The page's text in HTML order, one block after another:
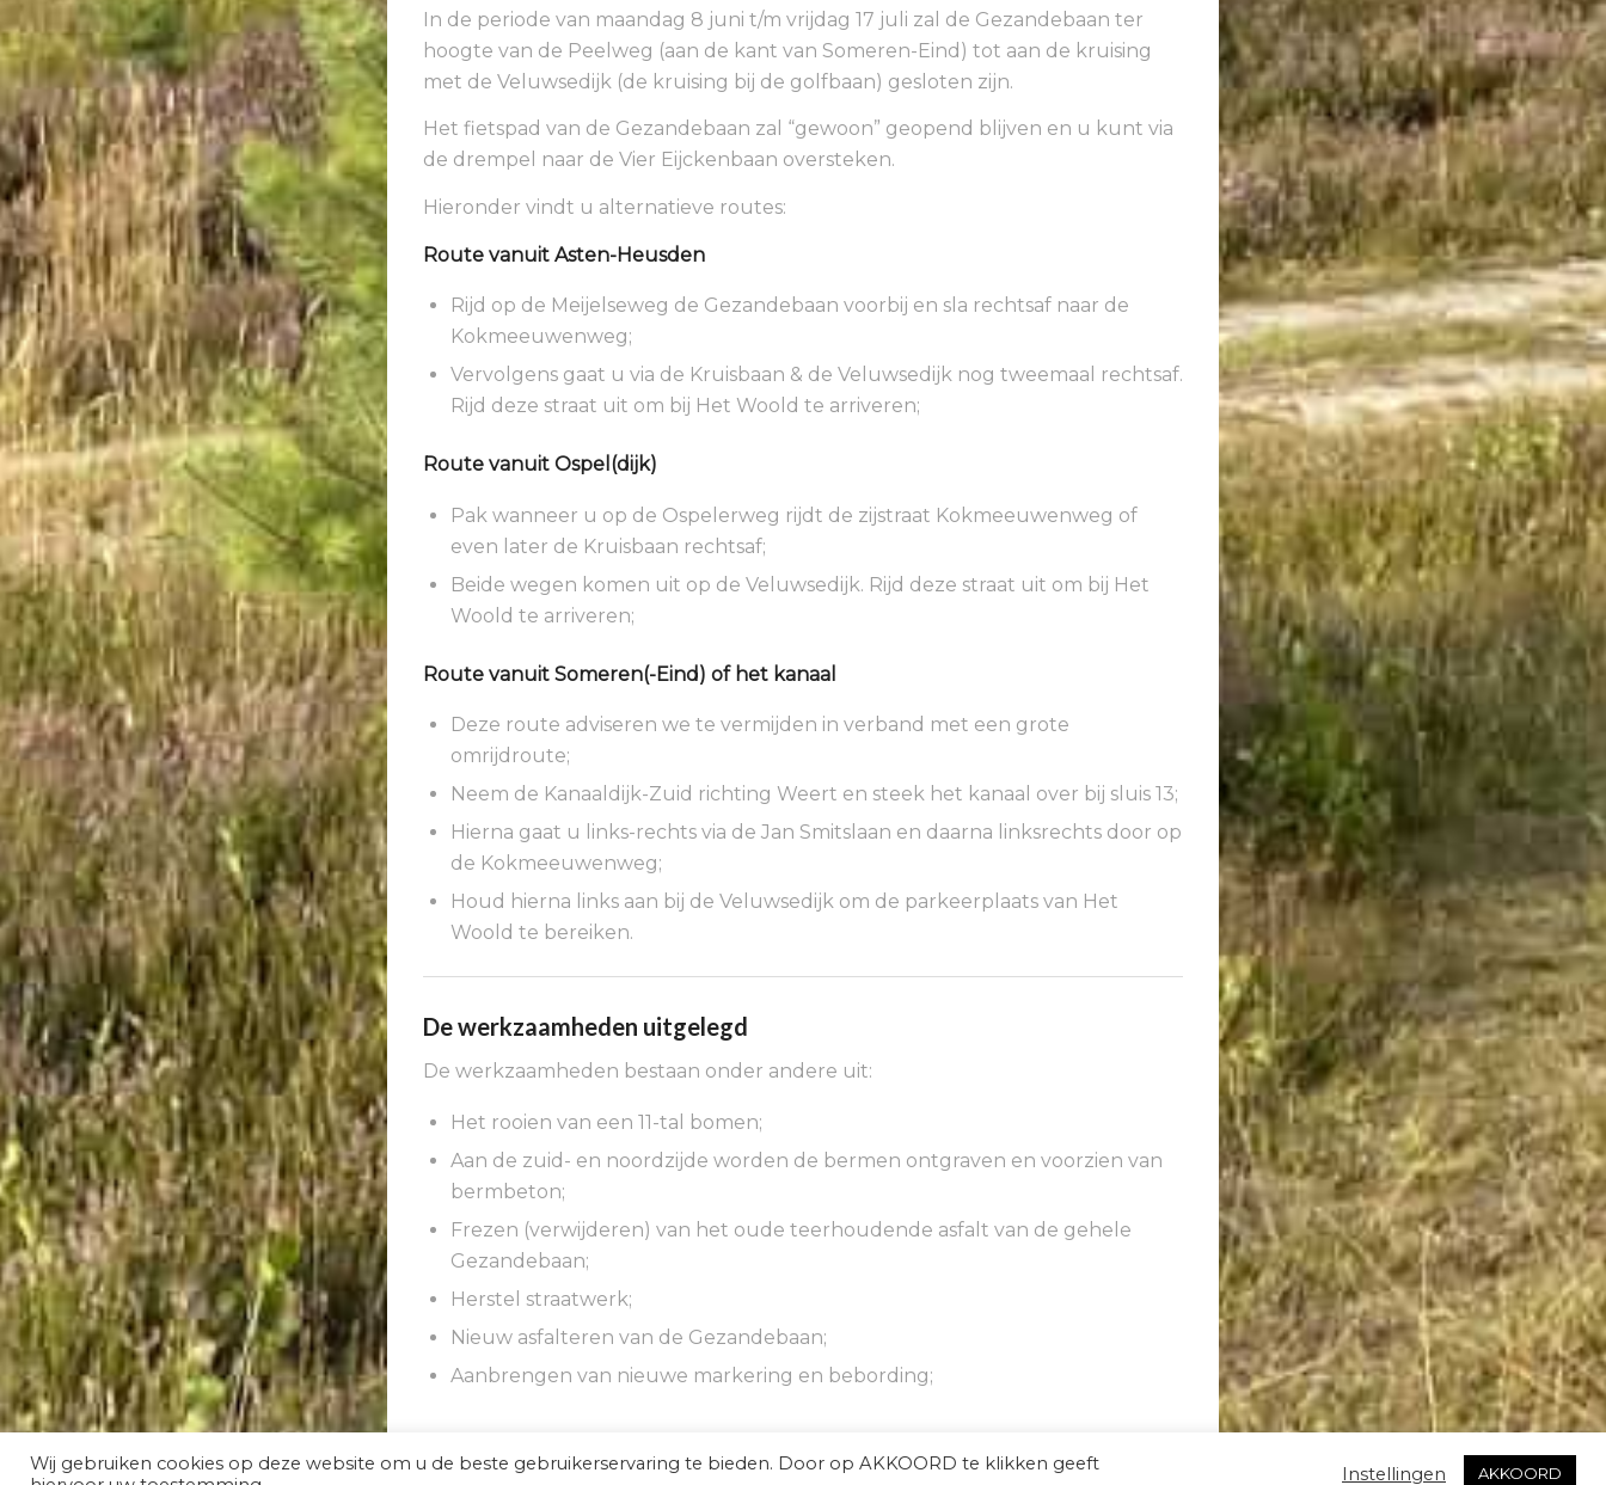
In de periode van maandag 8 juni t/m vrijdag 17 juli zal de Gezandebaan ter
hoogte van de Peelweg (aan de kant van Someren-Eind) tot aan de kruising
met de Veluwsedijk (de kruising bij de golfbaan) gesloten zijn.
Het fietspad van de Gezandebaan zal “gewoon” geopend blijven en u kunt via
de drempel naar de Vier Eijckenbaan oversteken.
Hieronder vindt u alternatieve routes:
Route vanuit Asten-Heusden
Rijd op de Meijelseweg de Gezandebaan voorbij en sla rechtsaf naar de
Kokmeeuwenweg;
Vervolgens gaat u via de Kruisbaan & de Veluwsedijk nog tweemaal rechtsaf.
Rijd deze straat uit om bij Het Woold te arriveren;
Route vanuit Ospel(dijk)
Pak wanneer u op de Ospelerweg rijdt de zijstraat Kokmeeuwenweg of
even later de Kruisbaan rechtsaf;
Beide wegen komen uit op de Veluwsedijk. Rijd deze straat uit om bij Het
Woold te arriveren;
Route vanuit Someren(-Eind) of het kanaal
Deze route adviseren we te vermijden in verband met een grote
omrijdroute;
Neem de Kanaaldijk-Zuid richting Weert en steek het kanaal over bij sluis 13;
Hierna gaat u links-rechts via de Jan Smitslaan en daarna linksrechts door op
de Kokmeeuwenweg;
Houd hierna links aan bij de Veluwsedijk om de parkeerplaats van Het
Woold te bereiken.
De werkzaamheden uitgelegd
De werkzaamheden bestaan onder andere uit:
Het rooien van een 11-tal bomen;
Aan de zuid- en noordzijde worden de bermen ontgraven en voorzien van
bermbeton;
Frezen (verwijderen) van het oude teerhoudende asfalt van de gehele
Gezandebaan;
Herstel straatwerk;
Nieuw asfalteren van de Gezandebaan;
Aanbrengen van nieuwe markering en bebording;
Wij gebruiken cookies op deze website om u de beste gebruikerservaring te bieden. Door op AKKOORD te klikken geeft
Instellingen AKKOORD